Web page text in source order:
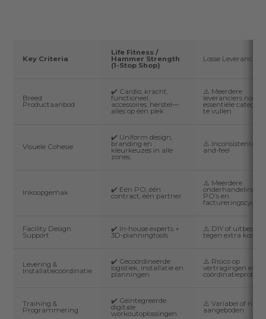
Key Criteria
Life Fitness /
Hammer Strength
(1-Stop Shop)
Losse Leveranciers
Breed
Productaanbod
✔️ Cardio, kracht,
functioneel,
accessoires, herstel—
alles op één plek
⚠️ Meerdere
leveranciers nodig
essentiële
te vullen
Visuele Cohesie
✔️ Uniform design,
branding en
kleurkeuzes in alle
zones.
⚠️ Inconsistente
and-feel
Inkoopgemak ✔️ Eén PO, één
contract, één partner
⚠️ Meerdere
onderhandelingen,
PO’s en
factureringscycli
Facility Design
Support
✔️ In-house experts +
3D-planningtools
⚠️ DIY of
tegen extra kosten
Levering &
Installatiecoördinatie
✔️ Gecoördineerde
logistiek, installatie en
planningen
⚠️ Risico op
vertragingen en
Training &
Programmering
✔️ Geïntegreerde
digitale
workoutoplossingen
⚠️ Variabel of niet
aangeboden